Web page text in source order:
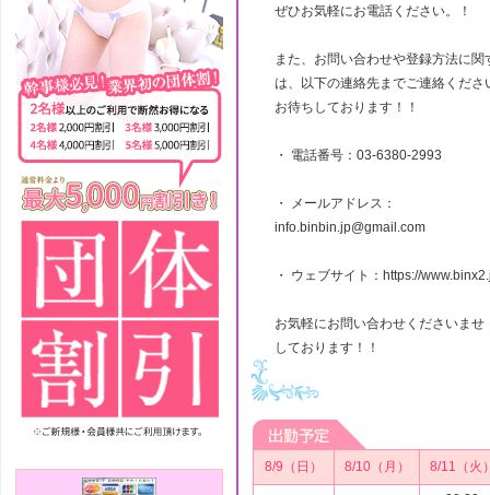
ぜひお気軽にお電話ください。！
また、お問い合わせや登録方法に関
は、以下の連絡先までご連絡くださ
お待ちしております！！
・ 電話番号：03-6380-2993
・ メールアドレス：
info.binbin.jp@gmail.com
・ ウェブサイト：https://
お気軽にお問い合わせくださいませ
しております！！
8/9（日） 8/10（月） 8/11（火